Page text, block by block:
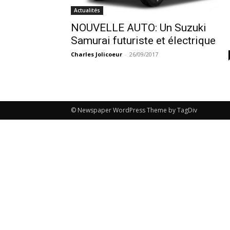
Actualités
NOUVELLE AUTO: Un Suzuki
Samurai futuriste et électrique
Charles Jolicoeur - 26/09/2017
© Newspaper WordPress Theme by TagDiv